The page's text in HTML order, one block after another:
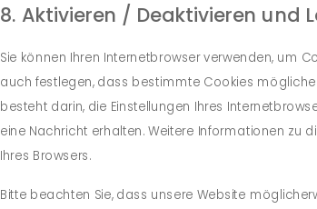
8. Aktivieren / Deaktivieren und
Sie können Ihren Internetbrowser verwenden, um
auch festlegen, dass bestimmte Cookies
besteht darin, die Einstellungen Ihres
eine Nachricht erhalten. Weitere Informationen zu
Ihres Browsers.
Bitte beachten Sie, dass unsere Website